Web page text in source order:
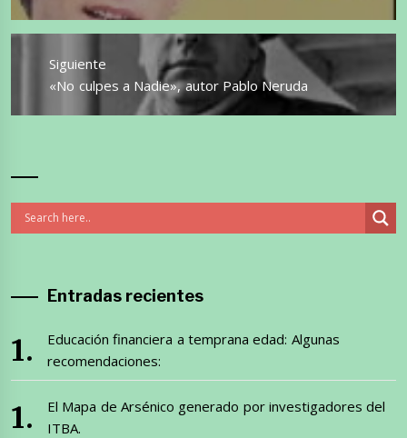
anterior:
Siguiente
Entrada
«No culpes a Nadie», autor Pablo Neruda
Entradas recientes
Educación financiera a temprana edad: Algunas
recomendaciones:
El Mapa de Arsénico generado por investigadores del
ITBA.